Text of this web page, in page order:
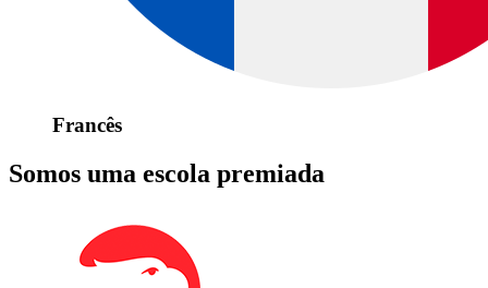
Francês
Somos uma escola premiada